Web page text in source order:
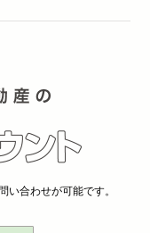
い合わせが可能です。